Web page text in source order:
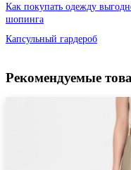
Как покупать одежду
шопинга
Капсульный гардероб
Рекомендуемые